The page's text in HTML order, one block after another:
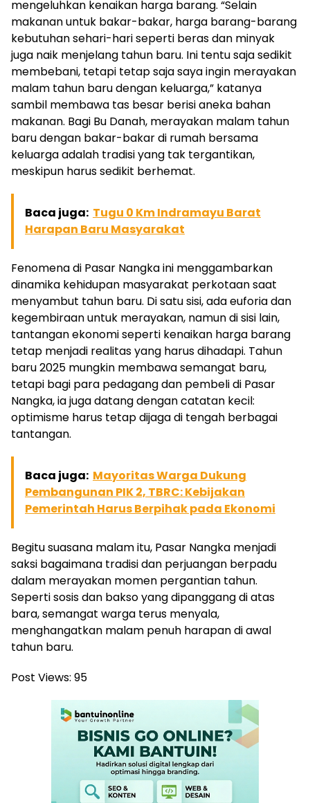
mengeluhkan kenaikan harga barang. “Selain
makanan untuk bakar-bakar, harga barang-barang
kebutuhan sehari-hari seperti beras dan minyak
juga naik menjelang tahun baru. Ini tentu saja sedikit
membebani, tetapi tetap saja saya ingin merayakan
malam tahun baru dengan keluarga,” katanya
sambil membawa tas besar berisi aneka bahan
makanan. Bagi Bu Danah, merayakan malam tahun
baru dengan bakar-bakar di rumah bersama
keluarga adalah tradisi yang tak tergantikan,
meskipun harus sedikit berhemat.
Baca juga: Tugu 0 Km Indramayu Barat
Harapan Baru Masyarakat
Fenomena di Pasar Nangka ini menggambarkan
dinamika kehidupan masyarakat perkotaan saat
menyambut tahun baru. Di satu sisi, ada euforia dan
kegembiraan untuk merayakan, namun di sisi lain,
tantangan ekonomi seperti kenaikan harga barang
tetap menjadi realitas yang harus dihadapi. Tahun
baru 2025 mungkin membawa semangat baru,
tetapi bagi para pedagang dan pembeli di Pasar
Nangka, ia juga datang dengan catatan kecil:
optimisme harus tetap dijaga di tengah berbagai
tantangan.
Baca juga: Mayoritas Warga Dukung
Pembangunan PIK 2, TBRC: Kebijakan
Pemerintah Harus Berpihak pada Ekonomi
Begitu suasana malam itu, Pasar Nangka menjadi
saksi bagaimana tradisi dan perjuangan berpadu
dalam merayakan momen pergantian tahun.
Seperti sosis dan bakso yang dipanggang di atas
bara, semangat warga terus menyala,
menghangatkan malam penuh harapan di awal
tahun baru.
Post Views: 95